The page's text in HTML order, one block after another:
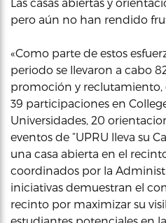
pero aún no han rendido
«Como parte de estos
periodo se llevaron a cabo
promoción y reclutamiento,
39 participaciones en
Universidades, 20
eventos de “UPRU lleva su
una casa abierta en el
coordinados por la
iniciativas demuestran el
recinto por maximizar su
estudiantes potenciales en